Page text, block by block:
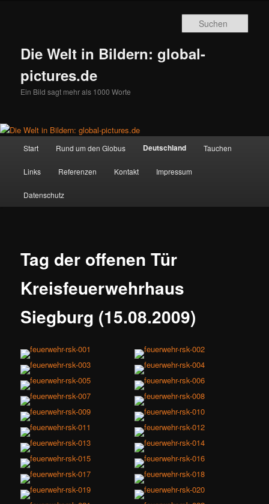
Die Welt in Bildern: global-
pictures.de
Ein Bild sagt mehr als 1000 Worte
Start Rund um den Globus Deutschland Tauchen
Links Referenzen Kontakt Impressum
Datenschutz
Tag der offenen Tür
Kreisfeuerwehrhaus
Siegburg (15.08.2009)